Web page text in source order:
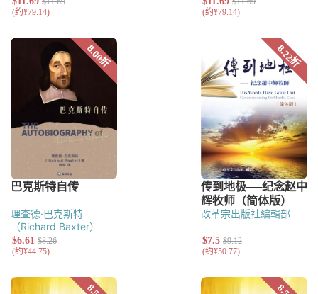
理查德·巴克斯特
（Richard Baxter）
改革宗出版社編輯部